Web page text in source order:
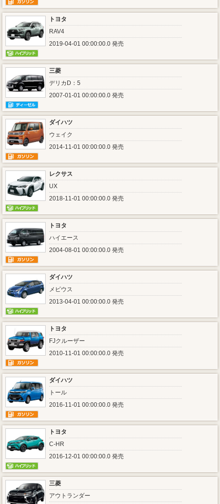
トヨタ
RAV4
2019-04-01 00:00:00.0 発売
三菱
デリカD：5
2007-01-01 00:00:00.0 発売
ダイハツ
ウェイク
2014-11-01 00:00:00.0 発売
レクサス
UX
2018-11-01 00:00:00.0 発売
トヨタ
ハイエース
2004-08-01 00:00:00.0 発売
ダイハツ
メビウス
2013-04-01 00:00:00.0 発売
トヨタ
FJクルーザー
2010-11-01 00:00:00.0 発売
ダイハツ
トール
2016-11-01 00:00:00.0 発売
トヨタ
C-HR
2016-12-01 00:00:00.0 発売
三菱
アウトランダー